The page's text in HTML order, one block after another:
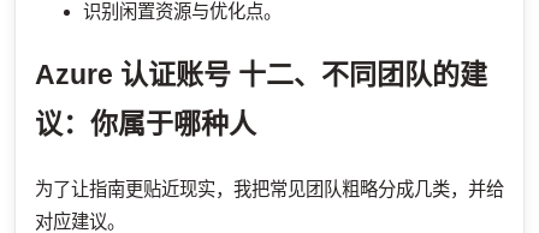
识别闲置资源与优化点。
Azure 认证账号 十二、不同团队的建
议：你属于哪种人
为了让指南更贴近现实，我把常见团队粗略分成几类，并给
对应建议。